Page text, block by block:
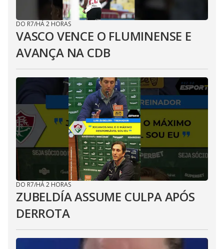
DO R7/HÁ 2 HORAS
VASCO VENCE O FLUMINENSE E
AVANÇA NA CDB
DO R7/HÁ 2 HORAS
ZUBELDÍA ASSUME CULPA APÓS
DERROTA